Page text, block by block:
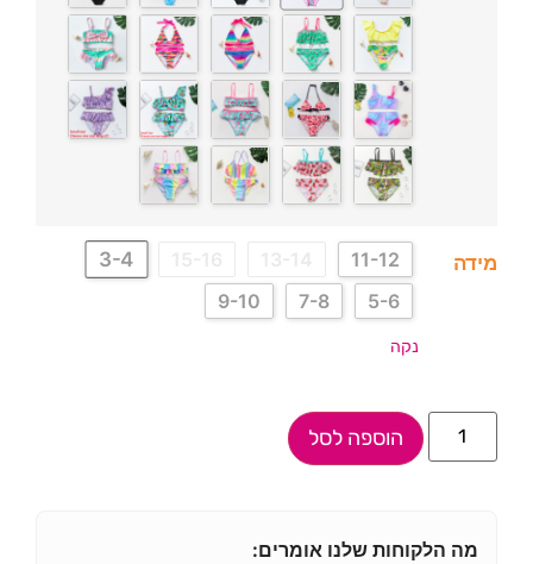
מידה 11-12
3-4
5-6
7-8
9-10
נקה
הוספה לסל
מה הלקוחות שלנו אומרים: